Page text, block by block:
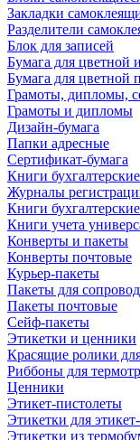
Закладки
Разделители
Блок для записей
Бумага для цветной
Бумага для цветной
Грамоты, дипломы,
Грамоты и дипломы
Дизайн-бумага
Папки адресные
Сертификат-бумага
Книги
Журналы
Книги бухгалтерские
Книги учета
Конверты и пакеты
Конверты почтовые
Курьер-пакеты
Пакеты для
Пакеты почтовые
Сейф-пакеты
Этикетки и ценники
Красящие ролики
Риббоны для
Ценники
Этикет-пистолеты
Этикетки для
Этикетки из